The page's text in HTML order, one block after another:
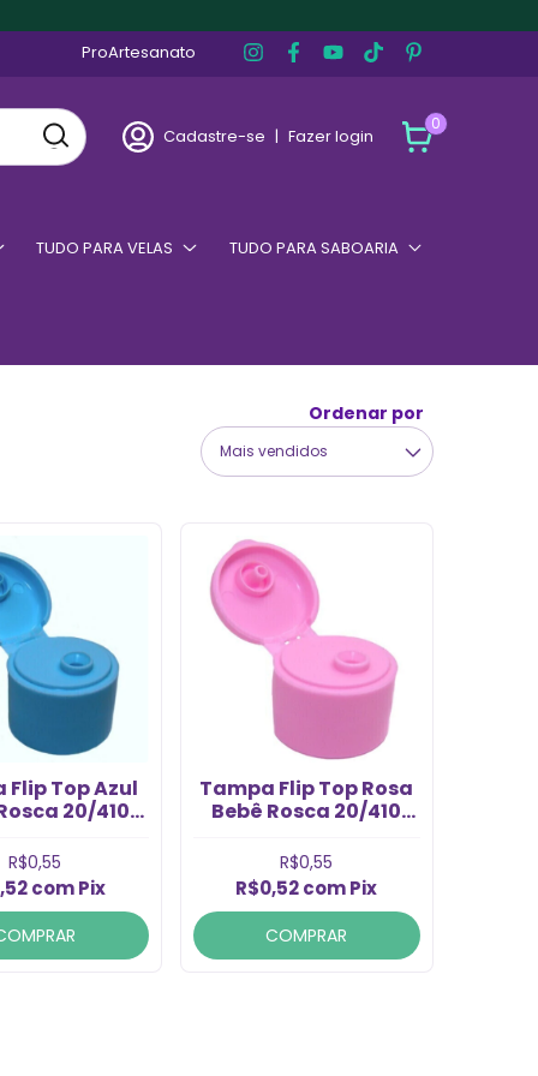
ProArtesanato
Cadastre-se | Fazer login
0
TUDO PARA VELAS TUDO PARA SABOARIA
Ordenar por
Flip Top Azul
20/410
R$0,55
comPix
Tampa Flip Top Rosa
Bebê Rosca 20/410
R$0,55
R$0,52comPix
COMPRAR